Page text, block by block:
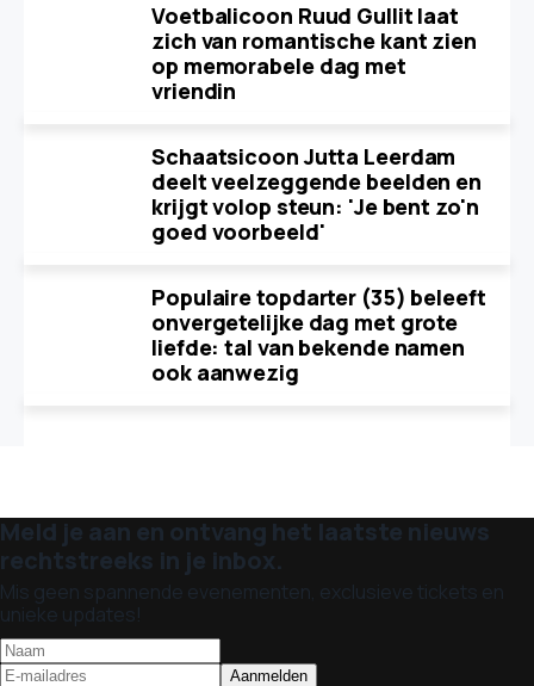
Voetbalicoon Ruud Gullit laat
zich van romantische kant zien
op memorabele dag met
vriendin
Schaatsicoon Jutta Leerdam
deelt veelzeggende beelden en
krijgt volop steun: 'Je bent zo'n
goed voorbeeld'
Populaire topdarter (35) beleeft
onvergetelijke dag met grote
liefde: tal van bekende namen
ook aanwezig
Meld je aan en ontvang het laatste nieuws
rechtstreeks in je inbox.
Mis geen spannende evenementen, exclusieve tickets en
unieke updates!